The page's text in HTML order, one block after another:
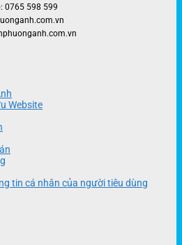
0765 598 599
Website
tin cá nhân của người tiêu dùng